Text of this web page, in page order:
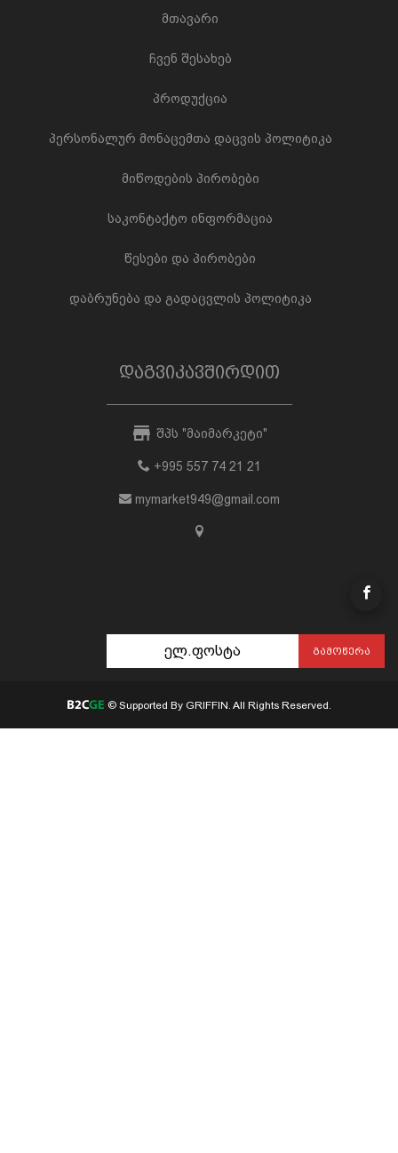
მთავარი
ჩვენ შესახებ
პროდუქცია
პერსონალურ მონაცემთა დაცვის პოლიტიკა
მიწოდების პირობები
საკონტაქტო ინფორმაცია
წესები და პირობები
დაბრუნება და გადაცვლის პოლიტიკა
დაგვიკავშირდით
შპს "მაიმარკეტი"
+995 557 74 21 21
mymarket949@gmail.com
ᲒᲐᲛᲝᲬᲔᲠᲐ
© Supported By GRIFFIN. All Rights Reserved.